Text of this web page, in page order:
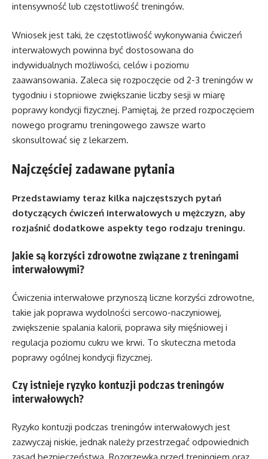
intensywność lub częstotliwość treningów.
Wniosek jest taki, że częstotliwość wykonywania ćwiczeń
interwałowych powinna być dostosowana do
indywidualnych możliwości, celów i poziomu
zaawansowania. Zaleca się rozpoczęcie od 2-3 treningów w
tygodniu i stopniowe zwiększanie liczby sesji w miarę
poprawy kondycji fizycznej. Pamiętaj, że przed rozpoczęciem
nowego programu treningowego zawsze warto
skonsultować się z lekarzem.
Najczęściej zadawane pytania
Przedstawiamy teraz kilka najczęstszych pytań
dotyczących ćwiczeń interwałowych u mężczyzn, aby
rozjaśnić dodatkowe aspekty tego rodzaju treningu.
Jakie są korzyści zdrowotne związane z treningami
interwałowymi?
Ćwiczenia interwałowe przynoszą liczne korzyści zdrowotne,
takie jak poprawa wydolności sercowo-naczyniowej,
zwiększenie spalania kalorii, poprawa siły mięśniowej i
regulacja poziomu cukru we krwi. To skuteczna metoda
poprawy ogólnej kondycji fizycznej.
Czy istnieje ryzyko kontuzji podczas treningów
interwałowych?
Ryzyko kontuzji podczas treningów interwałowych jest
zazwyczaj niskie, jednak należy przestrzegać odpowiednich